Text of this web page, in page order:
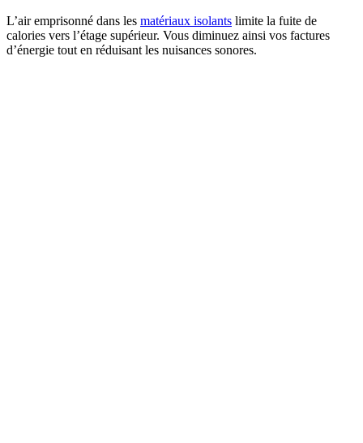
L’air emprisonné dans les matériaux isolants limite la fuite de
calories vers l’étage supérieur. Vous diminuez ainsi vos factures
d’énergie tout en réduisant les nuisances sonores.